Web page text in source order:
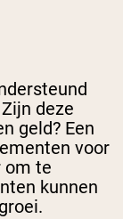
deze
geld? Een
voor
om te
kunnen